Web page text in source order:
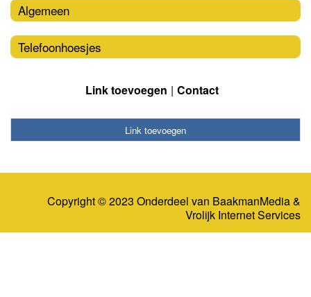
Algemeen
Telefoonhoesjes
Link toevoegen Contact
Link toevoegen
Copyright © 2023 Onderdeel van BaakmanMedia&
Vrolijk Internet Services